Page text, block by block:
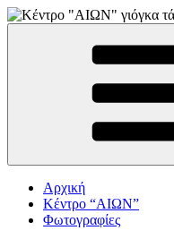
Skip
to
ΚΕΝΤΡΟ ΓΙΟΓΚΑ-
Αρχική
Κέντρο “ΑΙΩΝ”
Φωτογραφίες